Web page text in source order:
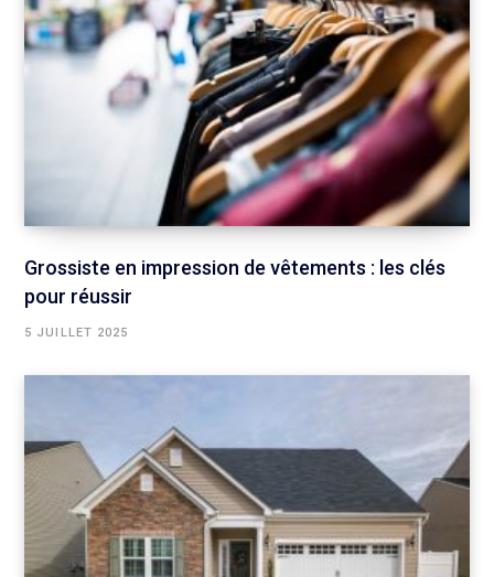
Grossiste en impression de vêtements : les clés
pour réussir
5 JUILLET 2025